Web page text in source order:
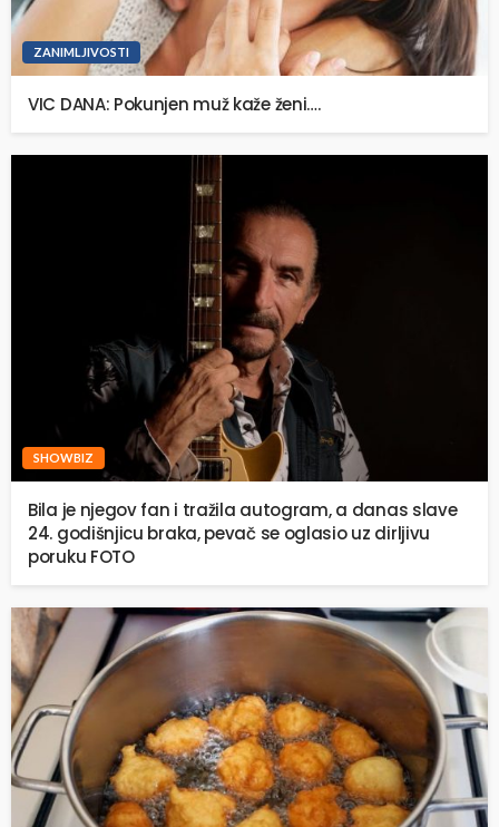
ZANIMLJIVOSTI
VIC DANA: Pokunjen muž kaže ženi….
SHOWBIZ
Bila je njegov fan i tražila autogram, a danas slave
24. godišnjicu braka, pevač se oglasio uz dirljivu
poruku FOTO